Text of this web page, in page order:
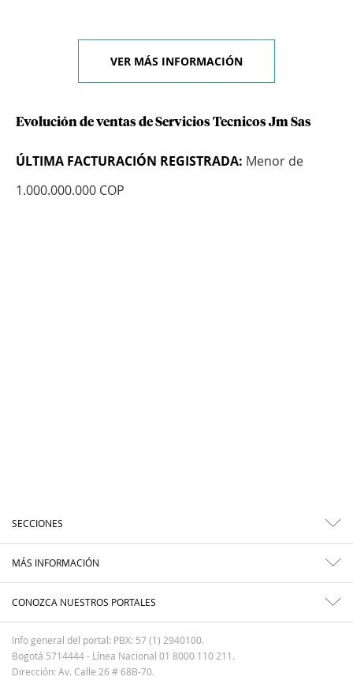
VER MÁS INFORMACIÓN
Evolución de ventas de Servicios Tecnicos Jm Sas
ÚLTIMA FACTURACIÓN REGISTRADA: Menor de
1.000.000.000 COP
SECCIONES
MÁS INFORMACIÓN
CONOZCA NUESTROS PORTALES
Info general del portal: PBX: 57 (1) 2940100.
Bogotá 5714444 - Línea Nacional 01 8000 110 211.
Dirección: Av. Calle 26 # 68B-70.